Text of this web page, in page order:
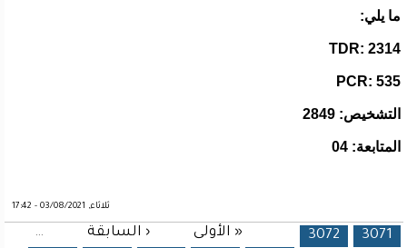
ما يلي:
TDR: 2314
PCR: 535
التشخيص: 2849
المتابعة: 04
ثلاثاء, 03/08/2021 - 17:42
الصفحات « الأولى ‹ السابقة … 3071
3072